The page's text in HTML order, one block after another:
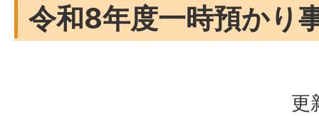
令和8年度一時預かり
更